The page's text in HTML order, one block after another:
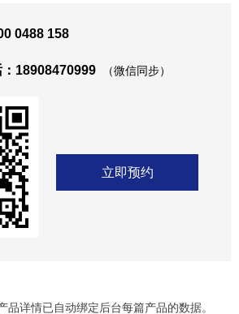
品详情已自动绑定后台每篇产品的数据。
0488 158
18908470999 （微信同步）
立即预约